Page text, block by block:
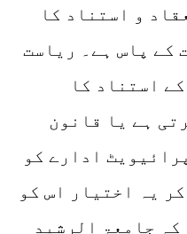
و استناد کا
کے پاس ہے۔ ریاست
استناد کا
ہے یا قانون
ادارے کو
یہ اختیار اس کو
کہ جامعۃ الرشید